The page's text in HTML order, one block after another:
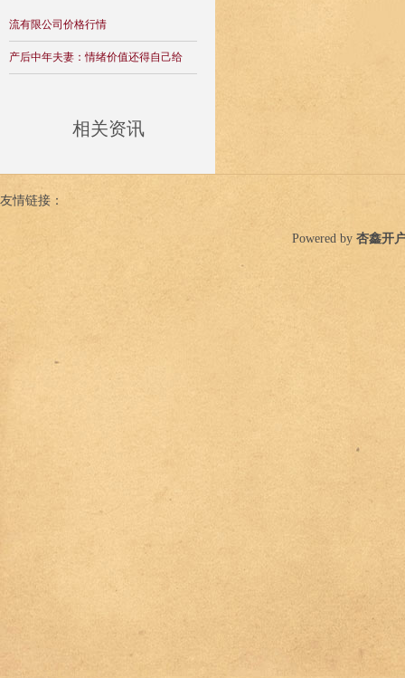
流有限公司价格行情
产后中年夫妻：情绪价值还得自己给
相关资讯
友情链接：
Powered by 杏鑫开